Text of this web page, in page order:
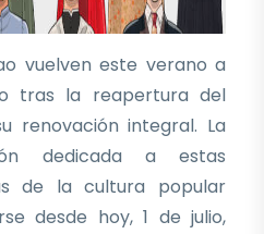
vuelven este verano a
tras la reapertura del
renovación integral. La
dedicada a estas
de la cultura popular
desde hoy, 1 de julio,